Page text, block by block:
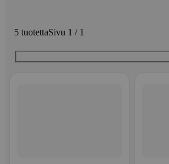
5 tuotettaSivu 1 / 1